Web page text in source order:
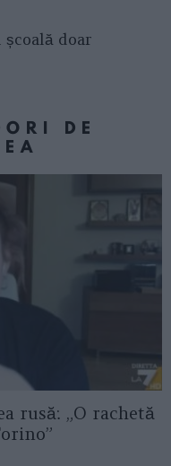
doar
DE
rusă: „O rachetă